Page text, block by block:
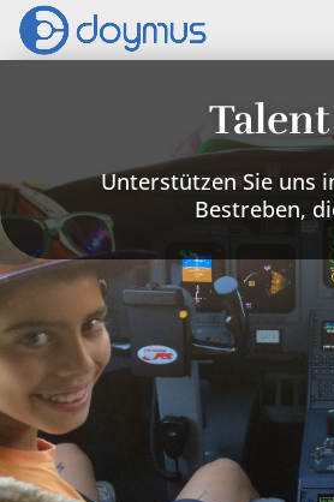
Talent
Unterstützen Sie uns
Bestreben,